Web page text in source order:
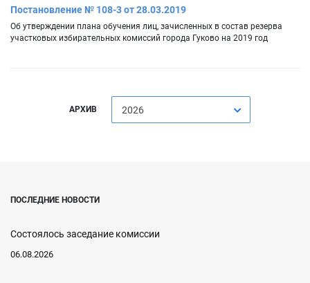
Постановление № 108-3 от 28.03.2019
Об утверждении плана обучения лиц, зачисленных в состав резерва
участковых избирательных комиссий города Гуково на 2019 год
АРХИВ 2026
ПОСЛЕДНИЕ НОВОСТИ
Состоялось заседание комиссии
06.08.2026